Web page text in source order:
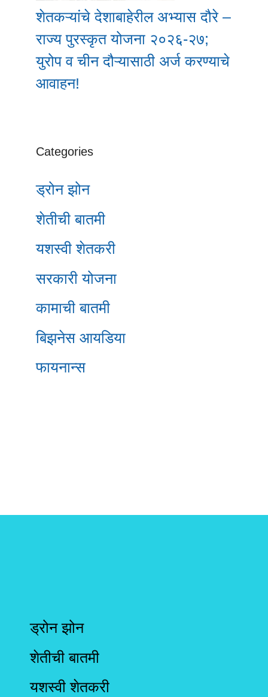
शेतकऱ्यांचे देशाबाहेरील अभ्यास दौरे –
राज्य पुरस्कृत योजना २०२६-२७;
युरोप व चीन दौऱ्यासाठी अर्ज करण्याचे
आवाहन!
Categories
ड्रोन झोन
शेतीची बातमी
यशस्वी शेतकरी
सरकारी योजना
कामाची बातमी
बिझनेस आयडिया
फायनान्स
ड्रोन झोन
शेतीची बातमी
यशस्वी शेतकरी